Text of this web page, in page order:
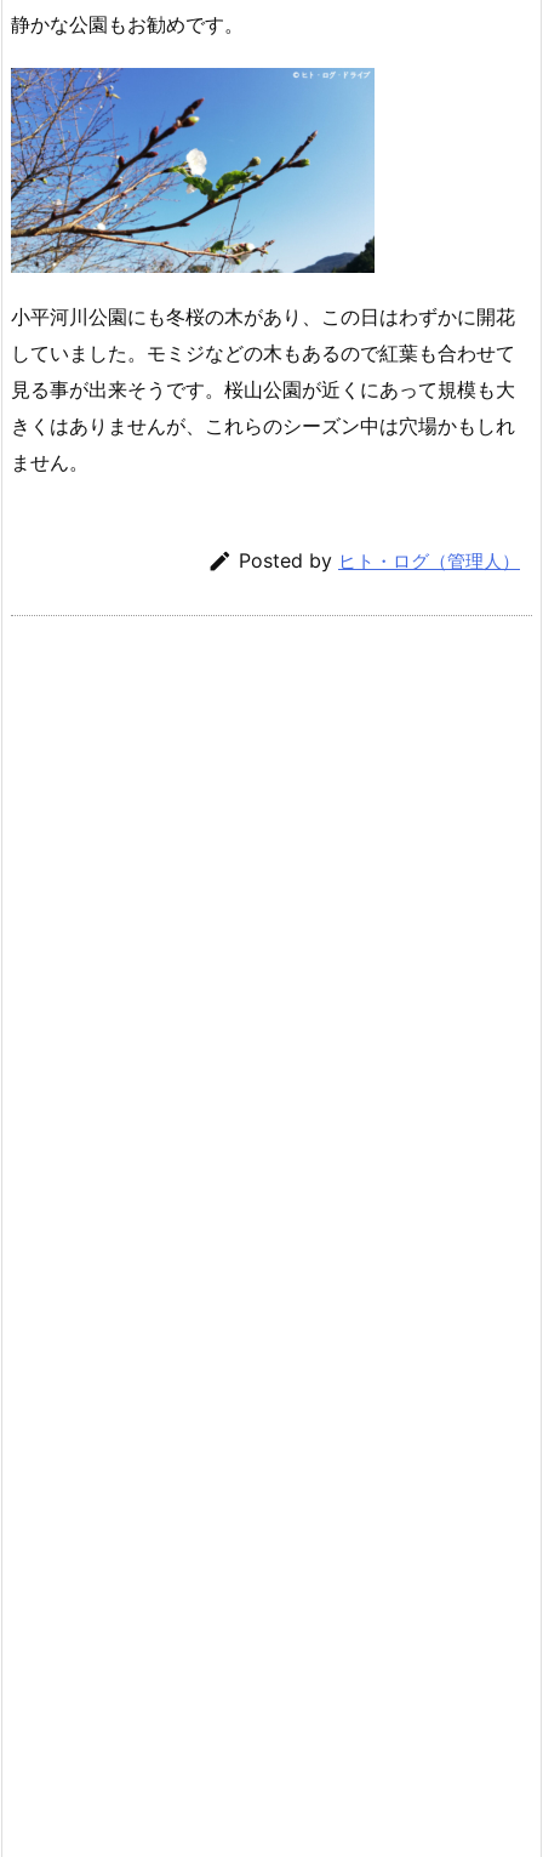
静かな公園もお勧めです。
小平河川公園にも冬桜の木があり、この日はわずかに開花
していました。モミジなどの木もあるので紅葉も合わせて
見る事が出来そうです。桜山公園が近くにあって規模も大
きくはありませんが、これらのシーズン中は穴場かもしれ
ません。
 Posted by ヒト・ログ（管理人）